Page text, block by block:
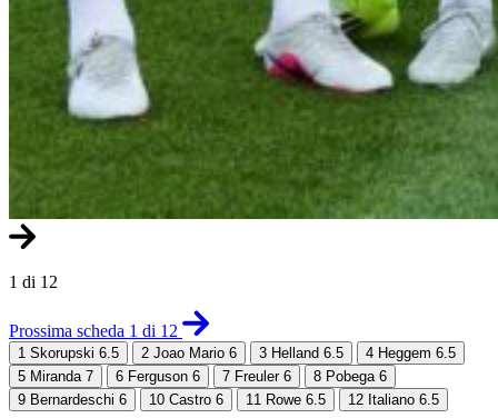
1 di 12
Prossima scheda 1 di 12
1 Skorupski 6.5 2 Joao Mario 6 3 Helland 6.5 4 Heggem 6.5
5 Miranda 7 6 Ferguson 6 7 Freuler 6 8 Pobega 6
9 Bernardeschi 6 10 Castro 6 11 Rowe 6.5 12 Italiano 6.5